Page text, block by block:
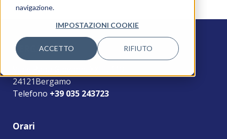
navigazione.
IMPOSTAZIONI COOKIE
ACCETTO RIFIUTO
BERGAMO
24121Bergamo
Telefono +39 035 243723
Orari